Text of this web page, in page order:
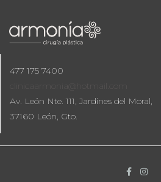
477 175 7400
clinicaarmonia@hotmail.com
Av. León Nte. 111, Jardines del Moral,
37160 León, Gto.